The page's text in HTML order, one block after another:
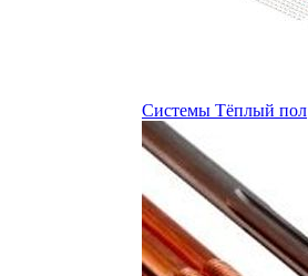
Системы Тёплый пол